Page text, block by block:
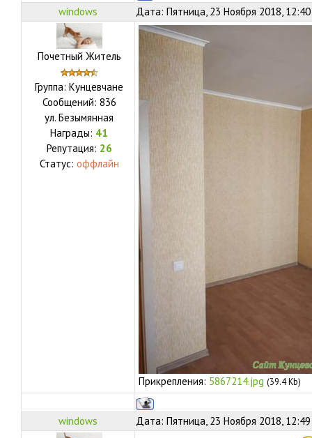
windows Дата: Пятница, 23 Ноября 2018,
Почетный Житель
Группа: Кунцевчане
Сообщений: 836
ул. Безымянная
Награды: 41
Репутация: 26
Статус: оффлайн
Прикрепления: 5867214.jpg (39.4 Kb)
windows Дата: Пятница, 23 Ноября 2018,